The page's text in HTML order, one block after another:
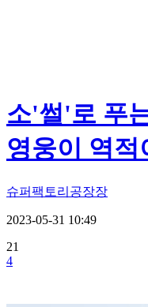
소'썰'로 푸
영웅이 역적
슈퍼팩토리공장장
2023-05-31 10:49
21
4